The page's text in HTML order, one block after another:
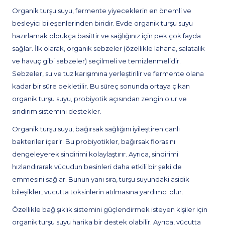
Organik turşu suyu, fermente yiyeceklerin en önemli ve
besleyici bileşenlerinden biridir. Evde organik turşu suyu
hazırlamak oldukça basittir ve sağlığınız için pek çok fayda
sağlar. İlk olarak, organik sebzeler (özellikle lahana, salatalık
ve havuç gibi sebzeler) seçilmeli ve temizlenmelidir.
Sebzeler, su ve tuz karışımına yerleştirilir ve fermente olana
kadar bir süre bekletilir. Bu süreç sonunda ortaya çıkan
organik turşu suyu, probiyotik açısından zengin olur ve
sindirim sistemini destekler.
Organik turşu suyu, bağırsak sağlığını iyileştiren canlı
bakteriler içerir. Bu probiyotikler, bağırsak florasını
dengeleyerek sindirimi kolaylaştırır. Ayrıca, sindirimi
hızlandırarak vücudun besinleri daha etkili bir şekilde
emmesini sağlar. Bunun yanı sıra, turşu suyundaki asidik
bileşikler, vücutta toksinlerin atılmasına yardımcı olur.
Özellikle bağışıklık sistemini güçlendirmek isteyen kişiler için
organik turşu suyu harika bir destek olabilir. Ayrıca, vücutta